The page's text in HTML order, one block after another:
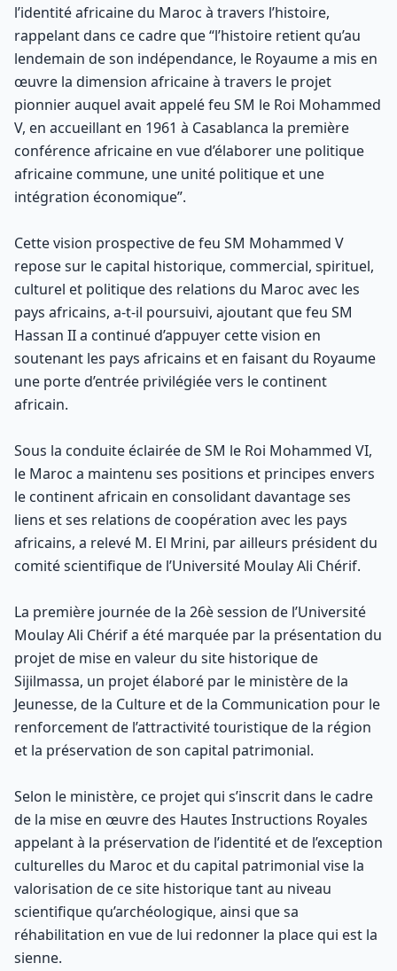
l’identité africaine du Maroc à travers l’histoire,
rappelant dans ce cadre que “l’histoire retient qu’au
lendemain de son indépendance, le Royaume a mis en
œuvre la dimension africaine à travers le projet
pionnier auquel avait appelé feu SM le Roi Mohammed
V, en accueillant en 1961 à Casablanca la première
conférence africaine en vue d’élaborer une politique
africaine commune, une unité politique et une
intégration économique”.
Cette vision prospective de feu SM Mohammed V
repose sur le capital historique, commercial, spirituel,
culturel et politique des relations du Maroc avec les
pays africains, a-t-il poursuivi, ajoutant que feu SM
Hassan II a continué d’appuyer cette vision en
soutenant les pays africains et en faisant du Royaume
une porte d’entrée privilégiée vers le continent
africain.
Sous la conduite éclairée de SM le Roi Mohammed VI,
le Maroc a maintenu ses positions et principes envers
le continent africain en consolidant davantage ses
liens et ses relations de coopération avec les pays
africains, a relevé M. El Mrini, par ailleurs président du
comité scientifique de l’Université Moulay Ali Chérif.
La première journée de la 26è session de l’Université
Moulay Ali Chérif a été marquée par la présentation du
projet de mise en valeur du site historique de
Sijilmassa, un projet élaboré par le ministère de la
Jeunesse, de la Culture et de la Communication pour le
renforcement de l’attractivité touristique de la région
et la préservation de son capital patrimonial.
Selon le ministère, ce projet qui s’inscrit dans le cadre
de la mise en œuvre des Hautes Instructions Royales
appelant à la préservation de l’identité et de l’exception
culturelles du Maroc et du capital patrimonial vise la
valorisation de ce site historique tant au niveau
scientifique qu’archéologique, ainsi que sa
réhabilitation en vue de lui redonner la place qui est la
sienne.